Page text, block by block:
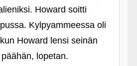
Howard soitti
Kylpyammeessa oli
Howard lensi seinän
lopetan.